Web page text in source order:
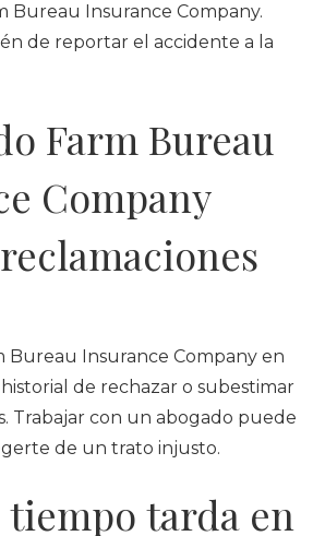
Bureau Insurance Company.
de reportar el accidente a la
Farm Bureau
Company
Bureau Insurance Company en
de rechazar o subestimar
Trabajar con un abogado puede
de un trato injusto.
tiempo tarda en